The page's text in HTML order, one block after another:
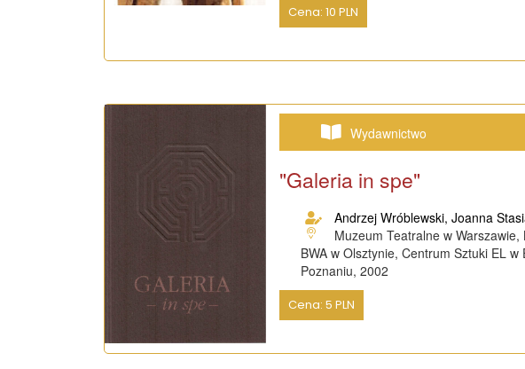
Cena: 10 PLN
Wydawnictwo
"Galeria in spe"
Andrzej Wróblewski, Joanna
Muzeum Teatralne w
BWA w Olsztynie, Centrum Sztuki EL
Poznaniu, 2002
Cena: 5 PLN